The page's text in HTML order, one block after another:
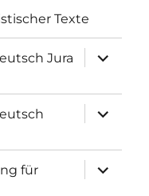
Texte
Jura
öffnen
öffnen
für
öffnen